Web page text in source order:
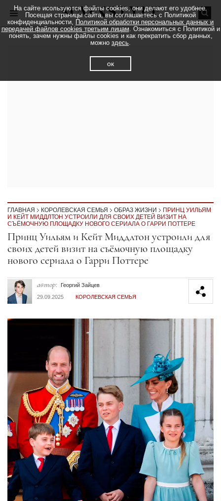
ГЛАВНАЯ КОРОЛЕВСКАЯ СЕМЬЯ ОБРАЗ ЖИЗНИ
ПРИНЦ УИЛЬЯМ
И КЕЙТ МИДДЛТОН УСТРОИЛИ ДЛЯ СВОИХ ДЕТЕЙ ВИЗИТ НА
СЪЁМОЧНУЮ ПЛОЩАДКУ НОВОГО СЕРИАЛА О ГАРРИ ПОТТЕРЕ
Секция статей
Принц Уильям и Кейт Миддлтон устроили для
своих детей визит на съёмочную площадку
нового сериала о Гарри Поттере
автор:
Георгий Зайцев
29.09.2025
КОРОЛЕВСКАЯ СЕМЬЯ
На сайте исользуются файлы cookies, они делают его удобнее.
Посещая страницы сайта, вы соглашаетесь с Политикой
конфиденциальности, Политикой обработки персональных данных и
передачей файлов cookies третьим лицам. Ознакомиться с Политикой и
понять, зачем нужны файлы cookies и как прекратить сбор данных,
можно здесь.
ок